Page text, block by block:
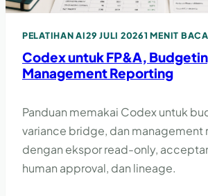
PELATIHAN AI29 JULI 20261 MENIT BACA
Codex untuk FP&A,
Management Reporting
Panduan memakai Codex untuk
variance bridge, dan management
dengan ekspor read-only,
human approval, dan lineage.